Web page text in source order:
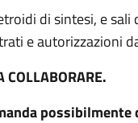
di sintesi, e
e autorizzazioni
COLLABORARE.
possibilmente